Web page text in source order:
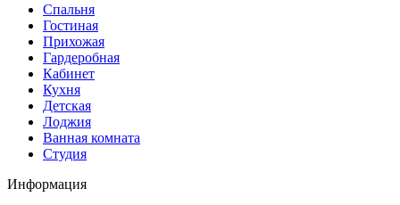
Спальня
Гостиная
Прихожая
Гардеробная
Кабинет
Кухня
Детская
Лоджия
Ванная комната
Студия
Информация